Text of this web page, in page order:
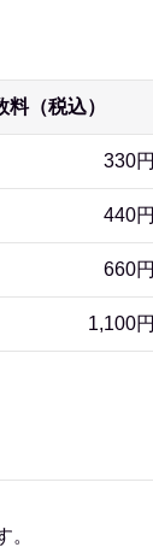
料（税込）
330円
440円
660円
1,100円
。